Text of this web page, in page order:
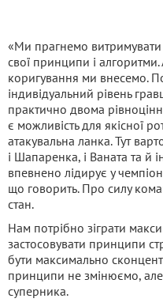
«Ми прагнемо витримувати
свої принципи і алгоритми.
коригування ми внесемо.
індивідуальний рівень
практично двома
є можливість для якісної
атакувальна ланка. Тут
і Шапаренка, і Ваната та й
впевнено лідирує у
що говорить. Про силу
стан.
Нам потрібно зіграти
застосовувати принципи
бути максимально
принципи не змінюємо,
суперника.